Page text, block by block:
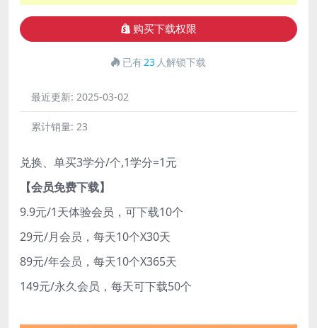
购买下载权限
已有23 人解锁下载
最近更新: 2025-03-02
累计销量: 23
兑换、单买3学分/个,1学分=1元
【会员免费下载】
9.9元/1天体验会员，可下载10个
29元/月会员，每天10个X30天
89元/年会员，每天10个X365天
149元/永久会员，每天可下载50个